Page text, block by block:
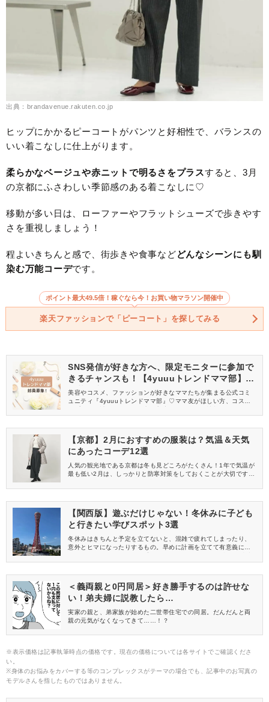
出典：brandavenue.rakuten.co.jp
ヒップにかかるピーコートがパンツと好相性で、バランスの
いい着こなしに仕上がります。
柔らかなベージュや赤ニットで明るさをプラスすると、3月
の京都にふさわしい季節感のある着こなしに♡
移動が多い日は、ローファーやフラットシューズで歩きやす
さを重視しましょう！
程よいきちんと感で、街歩きや食事などどんなシーンにも馴
染む万能コーデです。
ポイント最大49.5倍！稼ぐなら今！お買い物マラソン開催中
楽天ファッションで「ピーコート」を探してみる
SNS発信が好きな方へ、限定モニターに参加で
きるチャンスも！【4yuuuトレンドママ部】部
員募集中
美容やコスメ、ファッションが好きなママたちが集まる公式コミ
ュニティ『4yuuuトレンドママ部』♡ママ友がほしい方、コスメサ
信してくれる方を募集しています！
【京都】2月におすすめの服装は？気温＆天気
にあったコーデ12選
人気の観光地である京都は冬も見どころがたくさん！1年で気温が
最も低い2月は、しっかりと防寒対策をしておくことが大切です。
ます♡
【関西版】遊ぶだけじゃない！冬休みに子ども
と行きたい学びスポット3選
冬休みはきちんと予定を立てないと、混雑で疲れてしまったり、
意外とヒマになったりするもの。早めに計画を立てて有意義に過
に出かけたい！」「冬休みを無駄にしたくない！」とお考えのマ
西エリア】から選んでみたので、冬休みのお出かけ先の参考にし
てみてくださいね。
＜義両親と0円同居＞好き勝手するのは許せな
い！弟夫婦に説教したら…
実家の親と、弟家族が始めた二世帯住宅での同居。だんだんと両
親の元気がなくなってきて……！？
※表示価格は記事執筆時点の価格です。現在の価格については各サイトでご確認くださ
い。
※身体のお悩みをカバーする等のコンプレックスがテーマの場合でも、記事中のお写真の
モデルさんを指したものではありません。